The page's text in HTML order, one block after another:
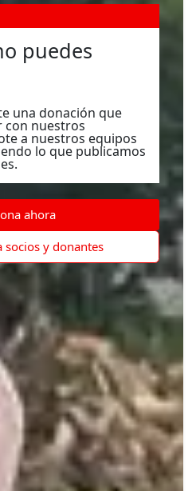
puedes
una donación que
con nuestros
a nuestros equipos
lo que publicamos
ahora
socios y donantes